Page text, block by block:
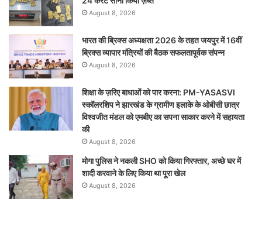
August 8, 2026
भारत की ब्रिक्‍स अध्यक्षता 2026 के तहत जयपुर में 16वीं
ब्रिक्‍स व्यापार मंत्रियों की बैठक सफलतापूर्वक संपन्न
August 8, 2026
शिक्षा के ज़रिए बाधाओं को पार करना: PM-YASASVI
स्कॉलरशिप ने झारखंड के ग्रामीण इलाके के ओबीसी छात्र
विश्वजीत मंडल को एमबीए का सपना साकार करने में सहायता
की
August 8, 2026
मोगा पुलिस ने नकली SHO को किया गिरफ्तार, अच्छे घर में
शादी करवाने के लिए किया था पूरा खेल
August 8, 2026